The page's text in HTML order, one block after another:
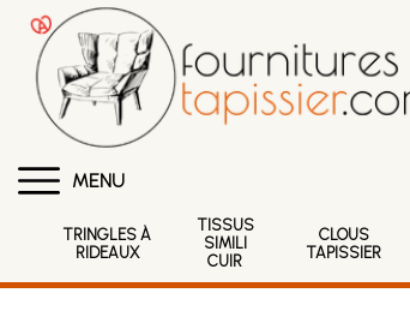
MENU
TRINGLES À
RIDEAUX
TISSUS
SIMILI
CUIR
CLOUS
TAPISSIER